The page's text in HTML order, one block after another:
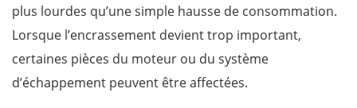
plus lourdes qu’une simple hausse de consommation.
Lorsque l’encrassement devient trop important,
certaines pièces du moteur ou du système
d’échappement peuvent être affectées.